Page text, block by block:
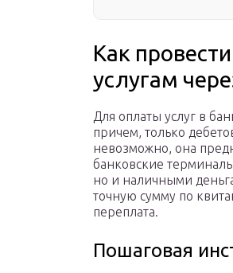
Как
услугам
Для оплаты услуг в
причем, только
невозможно, она
банковские
но и наличными
точную сумму по
переплата.
Пошаговая